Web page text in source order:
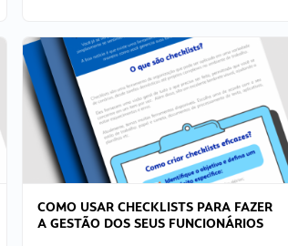
COMO USAR CHECKLISTS PARA FAZER
A GESTÃO DOS SEUS FUNCIONÁRIOS